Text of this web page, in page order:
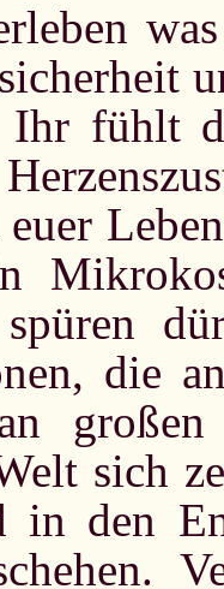
Ihr fühlt
spüren
die
sich
den